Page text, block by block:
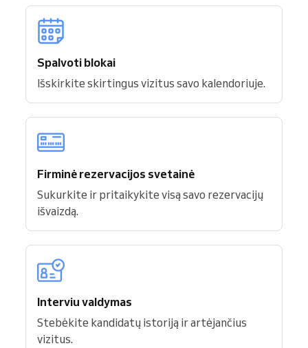
Spalvoti blokai
Išskirkite skirtingus vizitus savo kalendoriuje.
Firminė rezervacijos svetainė
Sukurkite ir pritaikykite visą savo rezervacijų
išvaizdą.
Interviu valdymas
Stebėkite kandidatų istoriją ir artėjančius
vizitus.